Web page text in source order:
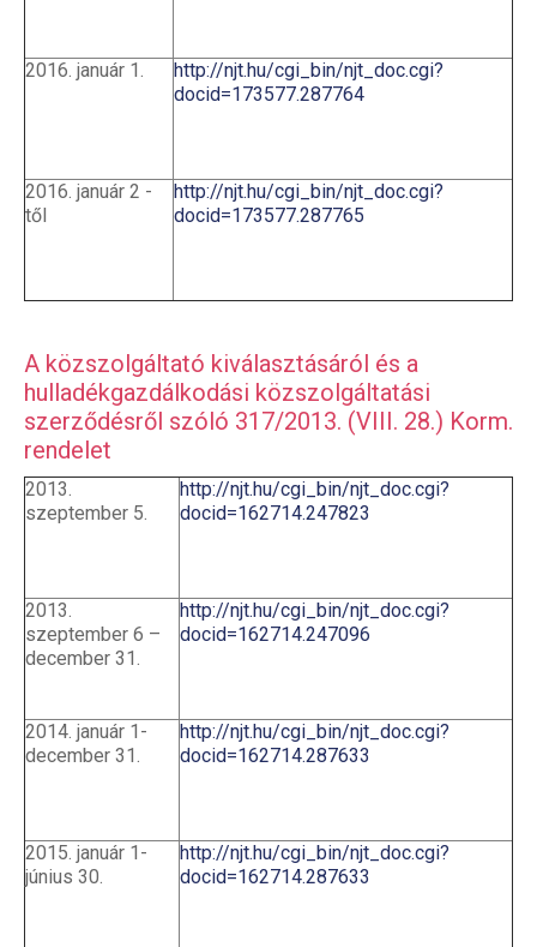
2016. január 1.
http://njt.hu/cgi_bin/njt_doc.cgi?
docid=173577.287764
2016. január 2 -
től
http://njt.hu/cgi_bin/njt_doc.cgi?
docid=173577.287765
A közszolgáltató kiválasztásáról és a
hulladékgazdálkodási közszolgáltatási
szerződésről szóló 317/2013. (VIII. 28.) Korm.
rendelet
2013.
szeptember 5.
http://njt.hu/cgi_bin/njt_doc.cgi?
docid=162714.247823
2013.
szeptember 6 –
december 31.
http://njt.hu/cgi_bin/njt_doc.cgi?
docid=162714.247096
2014. január 1-
december 31.
http://njt.hu/cgi_bin/njt_doc.cgi?
docid=162714.287633
2015. január 1-
június 30.
http://njt.hu/cgi_bin/njt_doc.cgi?
docid=162714.287633